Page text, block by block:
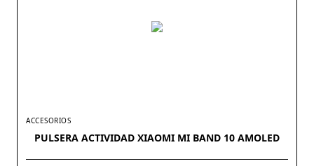
ACCESORIOS
PULSERA ACTIVIDAD XIAOMI MI BAND 10 AMOLED